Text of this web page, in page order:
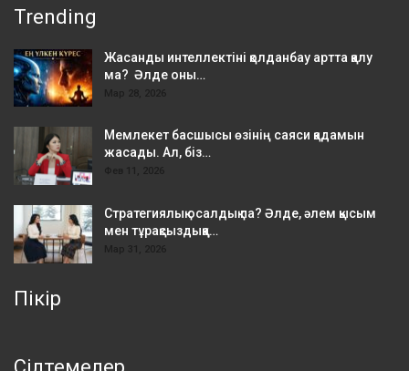
Trending
Жасанды интеллектіні қолданбау артта қалу
ма? Әлде оны…
Мар 28, 2026
Мемлекет басшысы өзінің саяси қадамын
жасады. Ал, біз…
Фев 11, 2026
Стратегиялық осалдық па? Әлде, әлем қысым
мен тұрақсыздыққа…
Мар 31, 2026
Пікір